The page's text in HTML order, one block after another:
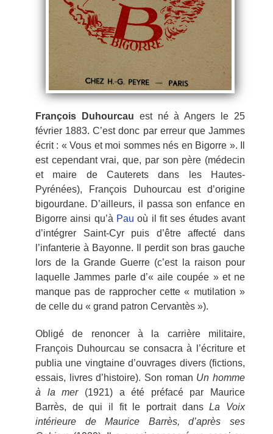
François Duhourcau est né à Angers le 25
février 1883. C’est donc par erreur que Jammes
écrit : « Vous et moi sommes nés en Bigorre ». Il
est cependant vrai, que, par son père (médecin
et maire de Cauterets dans les Hautes-
Pyrénées), François Duhourcau est d’origine
bigourdane. D’ailleurs, il passa son enfance en
Bigorre ainsi qu’à Pauoù il fit ses études avant
d’intégrer Saint-Cyr puis d’être affecté dans
l’infanterie à Bayonne. Il perdit son bras gauche
lors de la Grande Guerre (c’est la raison pour
laquelle Jammes parle d’« aile coupée » et ne
manque pas de rapprocher cette « mutilation »
de celle du « grand patron Cervantès »).
Obligé de renoncer à la carrière militaire,
François Duhourcau se consacra à l’écriture et
publia une vingtaine d’ouvrages divers (fictions,
essais, livres d’histoire). Son roman Un homme
à la mer(1921) a été préfacé par Maurice
Barrès, de qui il fit le portrait dansLa Voix
intérieure de Maurice Barrès, d’après ses